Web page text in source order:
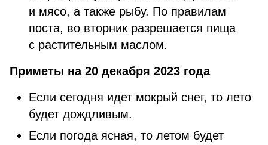
и мясо, а также рыбу. По правилам
поста, во вторник разрешается пища
с растительным маслом.
Приметы на 20 декабря 2023 года
Если сегодня идет мокрый снег, то лето
будет дождливым.
Если погода ясная, то летом будет